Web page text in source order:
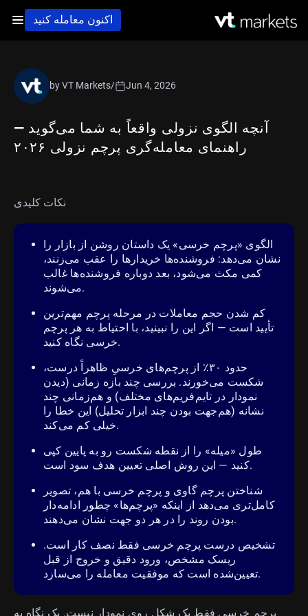
اکنون معامله کنید
آنچه الگوی نزولی واقعاً به شما می‌گوید —
راهنمای معامله‌گری پرچم نزولی ۲۰۲۶
by VT Markets/ Jun 4, 2026
نکات کلیدی
الگوی «پرچم خرسی» یک داستان روشن از بازار را
نشان می‌دهد: فروشنده‌ها خریدارها را عقب می‌زنند،
کمی مکث می‌شود، بعد دوباره فروشنده‌ها غالب
می‌شوند.
کم شدن حجم معاملات در مرحله پرچم مهم‌ترین
تأیید است — اگر این را نبینید، با احتیاط به هر پرچم
خرسی نگاه کنید.
حدود ۳۰٪ از پرچم‌های خرسیِ ظاهراً درست،
شکست می‌خورند. بررسی چند بازه زمانی (دیدن
نمودار در تایم‌فریم‌های مختلف) و هم‌زمانی چند
نشانه (هم‌جهت بودن چند ابزار تحلیل) این خطا را
خیلی کم می‌کند.
طول «میله» را از نقطه شکست رو به پایین کپی
کنید — این روش اصلی تعیین هدف سود است.
شناختن پرچم گاوی و پرچم خرسی با هم، تصویر
کامل‌تری می‌دهد از اینکه «پرچم‌ها» چطور ادامه‌دار
بودن روند را در هر دو جهت نشان می‌دهند.
تشخیص درست پرچم خرسی فقط نصف کار است.
ریسک مشخص، ورود دقیق و خروج از قبل
تعیین‌شده است که موفقیت معامله را می‌سازد.
پرچم خرسی فقط یک شکل روی نمودار نیست. یک نگاه به